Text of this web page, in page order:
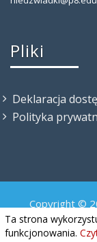
Pliki
Deklaracja
Polityka
Copyright ©
Ta strona
funkcjonowania.